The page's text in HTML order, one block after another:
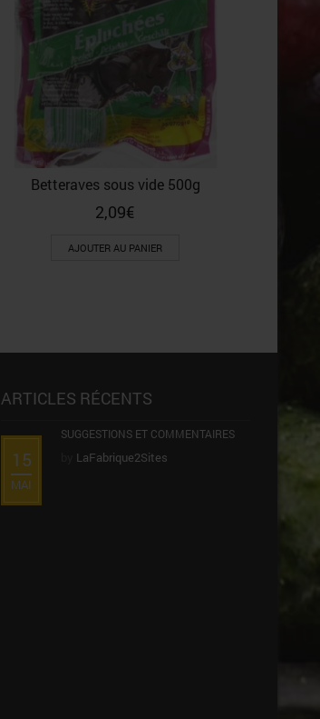
Betteraves sous vide 500g
2,09€
AJOUTER AU PANIER
ARTICLES RÉCENTS
15
MAI
SUGGESTIONS ET COMMENTAIRES
LaFabrique2Sites